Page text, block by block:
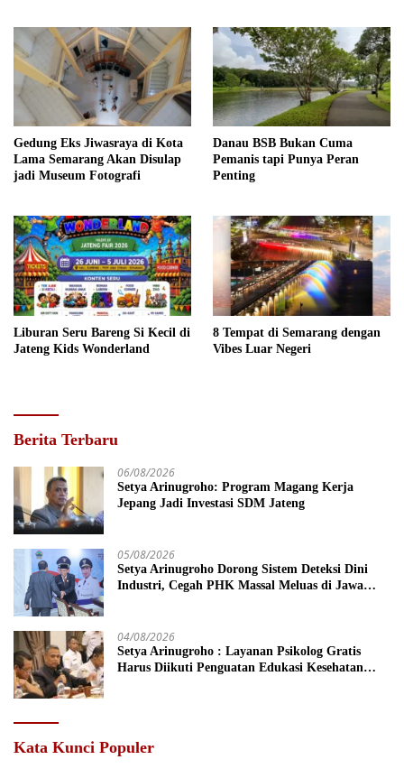
Gedung Eks Jiwasraya di Kota
Lama Semarang Akan Disulap
jadi Museum Fotografi
Danau BSB Bukan Cuma
Pemanis tapi Punya Peran
Penting
Liburan Seru Bareng Si Kecil di
Jateng Kids Wonderland
8 Tempat di Semarang dengan
Vibes Luar Negeri
Berita Terbaru
06/08/2026
Setya Arinugroho: Program Magang Kerja
Jepang Jadi Investasi SDM Jateng
05/08/2026
Setya Arinugroho Dorong Sistem Deteksi Dini
Industri, Cegah PHK Massal Meluas di Jawa
04/08/2026
Setya Arinugroho : Layanan Psikolog Gratis
Harus Diikuti Penguatan Edukasi Kesehatan
Kata Kunci Populer